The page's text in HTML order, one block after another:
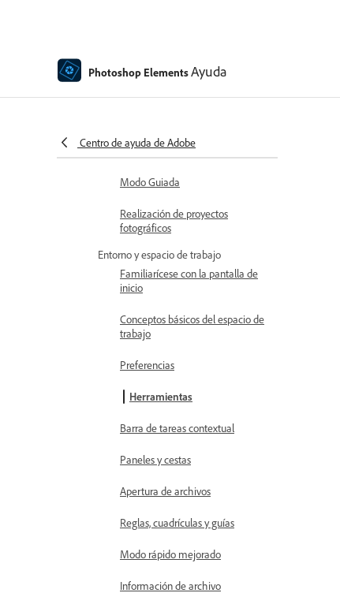
Photoshop ElementsAyuda
Centro de ayuda de Adobe
Conceptos básicos del espacio de
trabajo
Modo Guiada
Realización de proyectos
fotográficos
Entorno y espacio de trabajo
Familiarícese con la pantalla de
inicio
Conceptos básicos del espacio de
trabajo
Preferencias
Herramientas
Barra de tareas contextual
Paneles y cestas
Apertura de archivos
Reglas, cuadrículas y guías
Modo rápido mejorado
Información de archivo